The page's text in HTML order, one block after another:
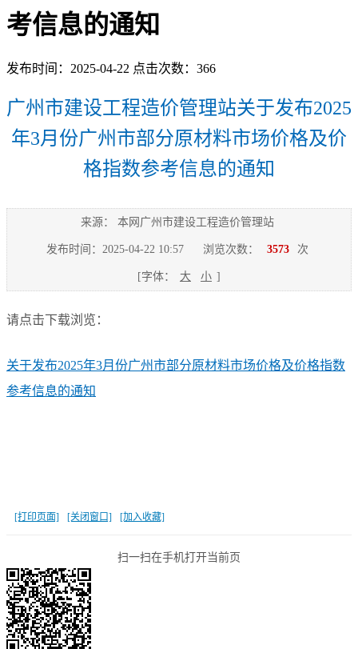
考信息的通知
发布时间：2025-04-22 点击次数：366
广州市建设工程造价管理站关于发布2025
年3月份广州市部分原材料市场价格及价
格指数参考信息的通知
来源： 本网广州市建设工程造价管理站
发布时间：2025-04-22 10:57 浏览次数： 3573 次
[字体： 大 小 ]
请点击下载浏览：
关于发布2025年3月份广州市部分原材料市场价格及价格指数
参考信息的通知
[打印页面] [关闭窗口] [加入收藏]
扫一扫在手机打开当前页